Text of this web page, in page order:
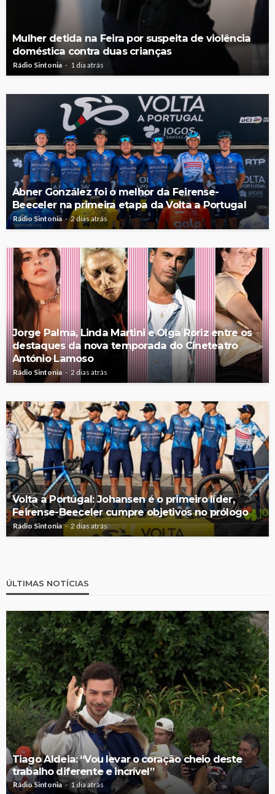
Mulher detida na Feira por suspeita de violência
doméstica contra duas crianças
Rádio Sintonia 1 dia atrás
Abner González foi o melhor da Feirense-
Beeceler na primeira etapa da Volta a Portugal
Rádio Sintonia 2 dias atrás
Jorge Palma, Linda Martini e Olga Roriz entre os
destaques da nova temporada do Cineteatro
António Lamoso
Rádio Sintonia 2 dias atrás
Volta a Portugal: Johansen é o primeiro líder,
Feirense-Beeceler cumpre objetivos no prólogo
Rádio Sintonia 2 dias atrás
ÚLTIMAS NOTÍCIAS
Tiago Aldeia: “Vou levar o coração cheio deste
trabalho diferente e incrível”
Rádio Sintonia 1 dia atrás